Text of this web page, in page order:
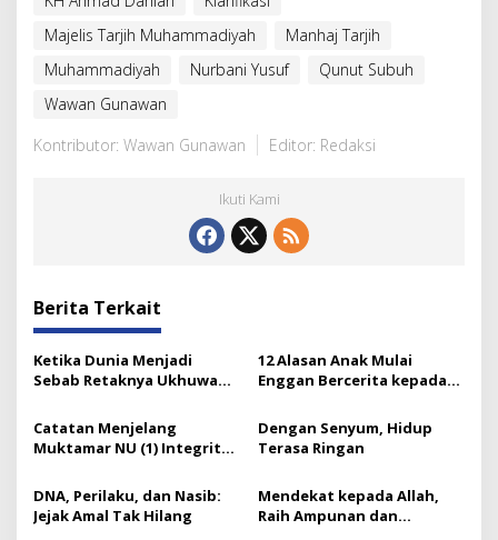
Majelis Tarjih Muhammadiyah
Manhaj Tarjih
Muhammadiyah
Nurbani Yusuf
Qunut Subuh
Wawan Gunawan
Kontributor: Wawan Gunawan
Editor: Redaksi
Ikuti Kami
Berita Terkait
Ketika Dunia Menjadi
Sebab Retaknya Ukhuwah
12 Alasan Anak Mulai
Enggan Bercerita kepada
Catatan Menjelang
Muktamar NU (1) Integritas
Ipul
Dengan Senyum, Hidup
Terasa Ringan
DNA, Perilaku, dan Nasib:
Jejak Amal Tak Hilang
Mendekat kepada Allah,
Raih Ampunan dan